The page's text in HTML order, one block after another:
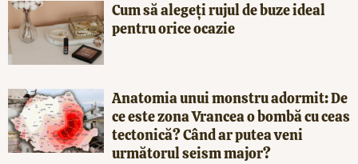
Cum să alegeți rujul de buze ideal
pentru orice ocazie
Anatomia unui monstru adormit: De
ce este zona Vrancea o bombă cu ceas
tectonică? Când ar putea veni
următorul seism major?